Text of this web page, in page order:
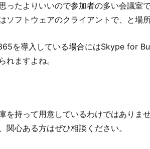
ったよりいいので参加者の多い会議
ソフトウェアのクライアントで、と場
を導入している場合にはSkype for
れますよね。
を持って用意しているわけではありま
関心ある方はぜひ相談ください。